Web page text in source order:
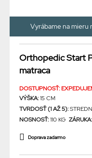
Vyrábame na mieru
Orthopedic Start
matraca
DOSTUPNOSŤ:
VÝŠKA:15 CM
TVRDOSŤ (1 AŽ 5):
NOSNOSŤ:110 KG ZÁRUKA:
Doprava zadarmo